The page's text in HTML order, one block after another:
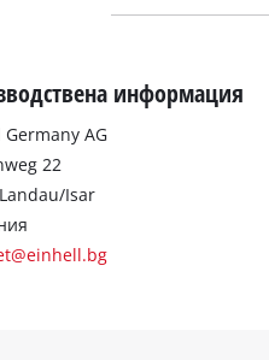
информация
AG
22
Isar